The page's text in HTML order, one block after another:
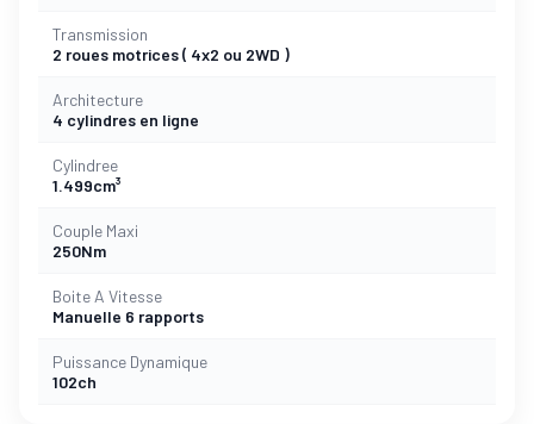
Transmission
2 roues motrices ( 4x2 ou 2WD )
Architecture
4 cylindres en ligne
Cylindree
1.499cm³
Couple Maxi
250Nm
Boite A Vitesse
Manuelle 6 rapports
Puissance Dynamique
102ch